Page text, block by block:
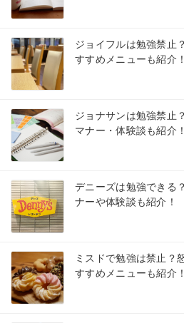
ジョイフルは勉強禁止
すすめメニューも紹介！
ジョナサンは勉強禁止
マナー・体験談も紹介！
デニーズは勉強できる
ナーや体験談も紹介！
ミスドで勉強は禁止？
すすめメニューも紹介！